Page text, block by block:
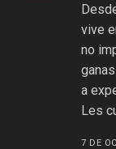
vive
no
a
Les
7 DE